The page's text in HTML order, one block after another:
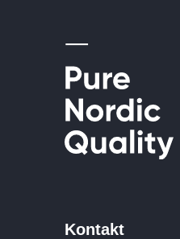
Kontakt